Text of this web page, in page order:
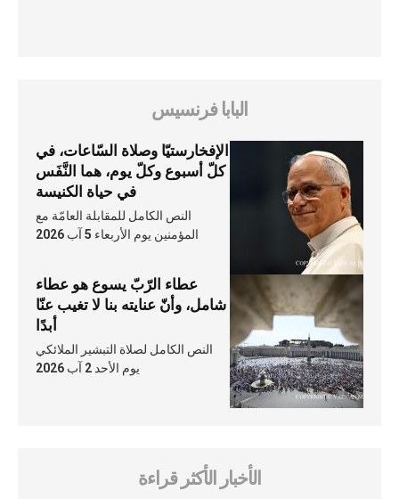
البابا فرنسيس
الإفخارستيّا وصلاة السّاعات، في
كلّ أسبوع وكلّ يوم، هما النَّفَس
في حياة الكنيسة
النص الكامل للمقابلة العامّة مع
المؤمنين يوم الأربعاء 5 آب 2026
عطاء الرّبّ يسوع هو عطاء
شامل، وأنّ عنايته بنا لا تغيب عنّا
أبدًا
النص الكامل لصلاة التبشير الملائكي
يوم الأحد 2 آب 2026
الأخبار الأكثر قراءة